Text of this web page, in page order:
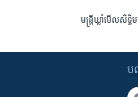
មន្រ្តី​ឃ្លាំមើល​សិទ្
ប